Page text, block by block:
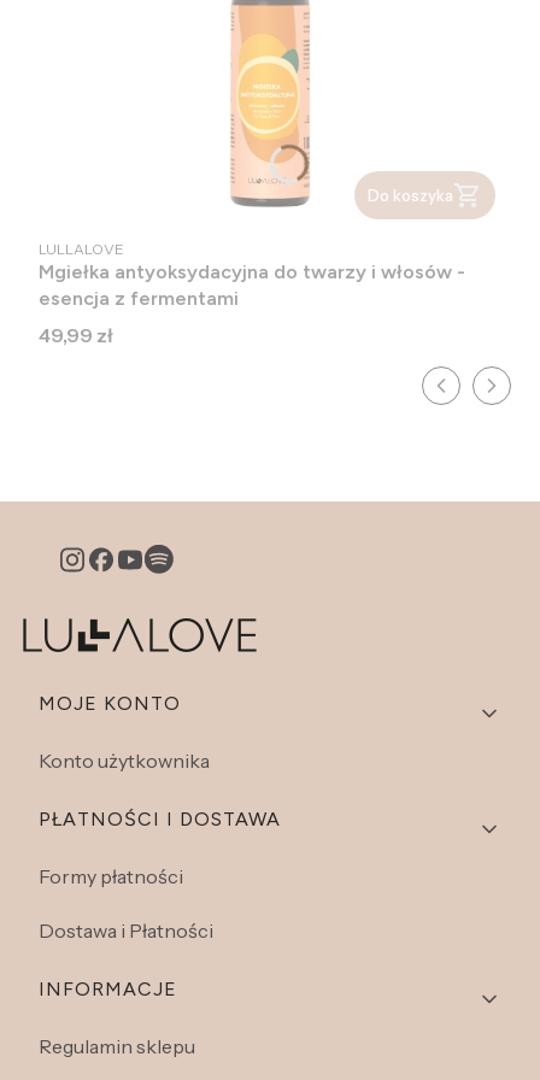
Do koszyka
PRODUCENT
LULLALOVE
Mgiełka antyoksydacyjna do twarzy i włosów -
esencja z fermentami
Cena
49,99 zł
Linki w stopce
MOJE KONTO
Konto użytkownika
PŁATNOŚCI I DOSTAWA
Formy płatności
Dostawa i Płatności
INFORMACJE
Regulamin sklepu